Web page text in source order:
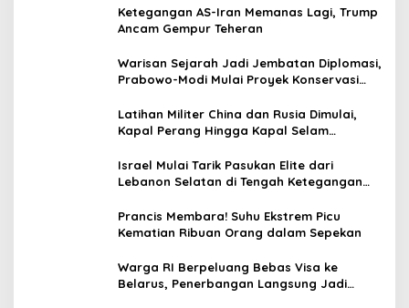
Ketegangan AS-Iran Memanas Lagi, Trump
Ancam Gempur Teheran
Warisan Sejarah Jadi Jembatan Diplomasi,
Prabowo-Modi Mulai Proyek Konservasi
Latihan Militer China dan Rusia Dimulai,
Kapal Perang Hingga Kapal Selam
Israel Mulai Tarik Pasukan Elite dari
Lebanon Selatan di Tengah Ketegangan
Prancis Membara! Suhu Ekstrem Picu
Kematian Ribuan Orang dalam Sepekan
Warga RI Berpeluang Bebas Visa ke
Belarus, Penerbangan Langsung Jadi